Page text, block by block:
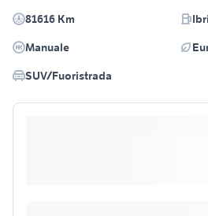
81616 Km
Manuale
SUV/Fuoristrada